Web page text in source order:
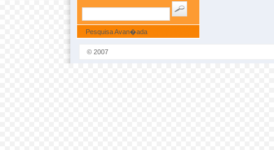
Pesquisa Avan�ada
© 2007